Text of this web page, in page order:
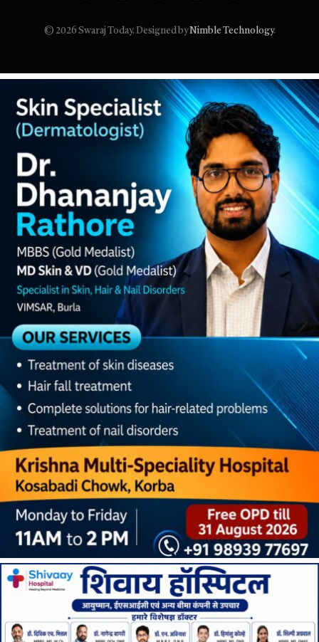
© 2026 Swaraj Today. Designed byNimble Technology.